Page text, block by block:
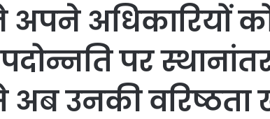
ने अपने
पर
अब उनकी